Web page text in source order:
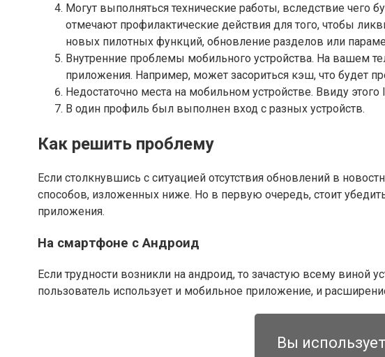
Могут выполняться технические работы, вследствие чего
отмечают профилактические действия для того, чтобы
новых пилотных функций, обновление разделов или
Внутренние проблемы мобильного устройства. На вашем
приложения. Например, может засориться кэш, что будет
Недостаточно места на мобильном устройстве. Ввиду
В один профиль был выполнен вход с разных устройств.
Как решить проблему
Если столкнувшись с ситуацией отсутствия обновлений в
способов, изложенных ниже. Но в первую очередь, стоит
приложения.
На смартфоне с Андроид
Если трудности возникли на андроид, то зачастую всему виной
пользователь использует и мобильное приложение, и
Вы